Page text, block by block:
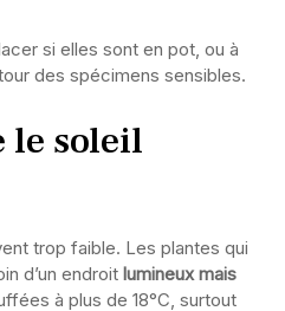
si elles sont en pot, ou à
des spécimens sensibles.
le soleil
trop faible. Les plantes qui
d’un endroit lumineux mais
à plus de 18°C, surtout